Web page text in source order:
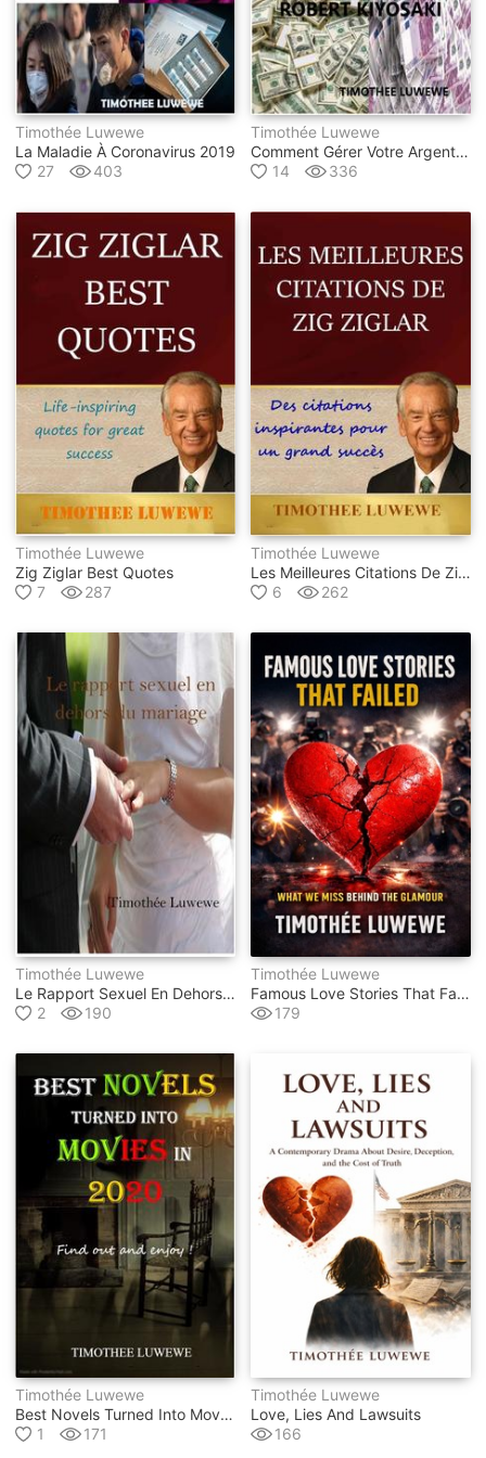
Timothée Luwewe
La Maladie À Coronavirus 2019
27
403
Timothée Luwewe
Comment Gérer Votre Argent Selon Robert Kiyosaki
14
336
Timothée Luwewe
Zig Ziglar Best Quotes
7
287
Timothée Luwewe
Les Meilleures Citations De Zig Ziglar
6
262
Timothée Luwewe
Le Rapport Sexuel En Dehors Du Mariage
2
190
Timothée Luwewe
Famous Love Stories That Failed
179
Timothée Luwewe
Best Novels Turned Into Movies In 2020
1
171
Timothée Luwewe
Love, Lies And Lawsuits
166